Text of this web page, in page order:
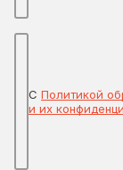
С Политикой
и их